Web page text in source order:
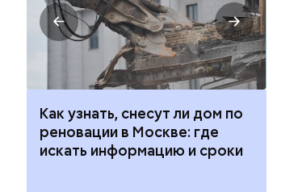
Как узнать, снесут ли дом по
реновации в Москве: где
искать информацию и сроки